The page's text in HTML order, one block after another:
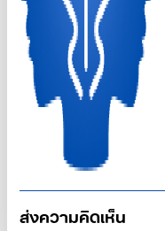
ส่งความคิดเห็น